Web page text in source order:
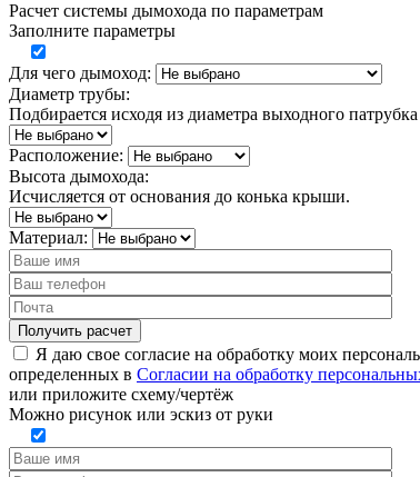
Расчет системы дымохода по параметрам
Заполните параметры
Для чего дымоход:
Диаметр трубы:
Подбирается исходя из диаметра выходного
Расположение:
Высота дымохода:
Исчисляется от основания до конька крыши.
Материал:
Я даю свое согласие на обработку моих
определенных в Согласии на обработку
или приложите схему/чертёж
Можно рисунок или эскиз от руки